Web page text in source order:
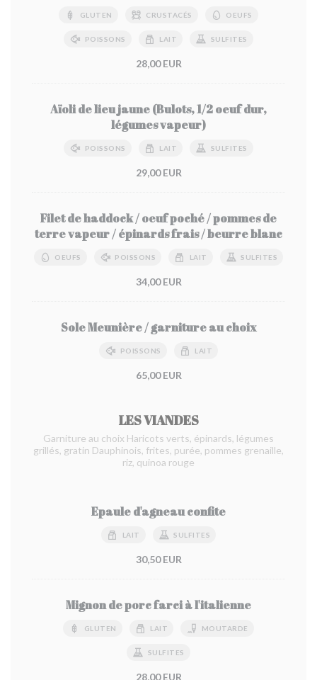
GLUTEN CRUSTACÉS OEUFS
POISSONS LAIT SULFITES
28,00 EUR
Aïoli de lieu jaune (Bulots, 1/2 oeuf dur,
légumes vapeur)
POISSONS LAIT SULFITES
29,00 EUR
Filet de haddock / oeuf poché / pommes de
terre vapeur / épinards frais / beurre blanc
OEUFS POISSONS LAIT SULFITES
34,00 EUR
Sole Meunière / garniture au choix
POISSONS LAIT
65,00 EUR
LES VIANDES
Garniture au choix Haricots verts, épinards, légumes
grillés, gratin Dauphinois, frites, purée, pommes grenaille,
riz, quinoa rouge
Epaule d'agneau confite
LAIT SULFITES
30,50 EUR
Mignon de porc farci à l'italienne
GLUTEN LAIT MOUTARDE
SULFITES
28,00 EUR